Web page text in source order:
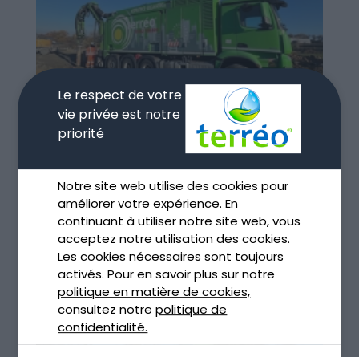
Le respect de votre
vie privée est notre
priorité
Notre site web utilise des cookies pour
améliorer votre expérience. En
continuant à utiliser notre site web, vous
acceptez notre utilisation des cookies.
Les cookies nécessaires sont toujours
activés. Pour en savoir plus sur notre
politique en matière de cookies,
consultez notrepolitique de
confidentialité.
Terrassement par aspiration et environnement
Déc 11, 2025
lire plus